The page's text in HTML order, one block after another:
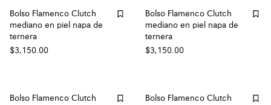
Bolso Flamenco Clutch
mediano en piel napa de
ternera
$3,150.00
Bolso Flamenco Clutch
mediano en piel napa de
ternera
$3,150.00
Bolso Flamenco Clutch
Bolso Flamenco Clutch